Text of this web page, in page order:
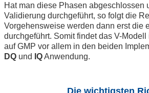
Hat man diese Phasen abgeschlossen
Validierung durchgeführt, so folgt die
Vorgehensweise werden dann erst die
durchgeführt. Somit findet das V-
auf GMP vor allem in den beiden
DQ und IQAnwendung.
Die wichtigsten